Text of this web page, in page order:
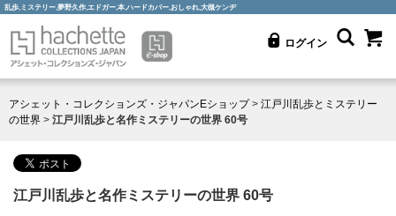
乱歩,ミステリー,夢野久作,エドガー,本,ハードカバー,おしゃれ,大槻ケンヂ
ログイン
アシェット・コレクションズ・ジャパンEショップ> 江戸川乱歩とミステリー
の世界 > 江戸川乱歩と名作ミステリーの世界 60号
江戸川乱歩と名作ミステリーの世界 60号